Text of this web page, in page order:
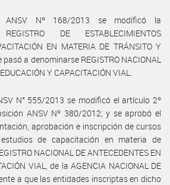
ANSV Nº 168/2013 se modificó la
DE ESTABLECIMIENTOS
EN MATERIA DE TRÁNSITO Y
pasó a denominarse REGISTRO NACIONAL
Y CAPACITACIÓN VIAL.
N° 555/2013 se modificó el artículo 2º
ANSV Nº 380/2012; y se aprobó el
aprobación e inscripción de cursos
de capacitación en materia de
NACIONAL DE ANTECEDENTES EN
VIAL, de la AGENCIA NACIONAL DE
a que las entidades inscriptas en dicho